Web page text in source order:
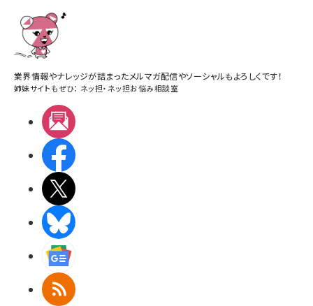
業界情報やナレッジが詰まったメルマガ配信やソーシャルもよろしくです！
姉妹サイトもぜひ： ネッ担・ ネッ担お悩み相談室
RSS